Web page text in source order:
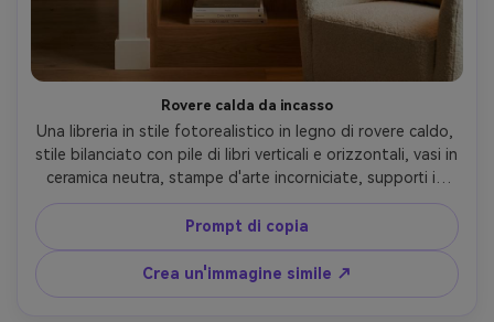
Rovere calda da incasso
Una libreria in stile fotorealistico in legno di rovere caldo,
stile bilanciato con pile di libri verticali e orizzontali, vasi in
ceramica neutra, stampe d'arte incorniciate, supporti in
ottone sottili, morbido bagliore della lampada di
tungsteno, accogliente sfondo del soggiorno, scattato
su Canon R5 35mm obiettivo f/2.2, composizione diretta,
dettagli nitidi, ombre naturali, fotografia editoriale di
interni, classificazione del colore del film caldo, morbida
Prompt di copia
Crea un'immagine simile ↗